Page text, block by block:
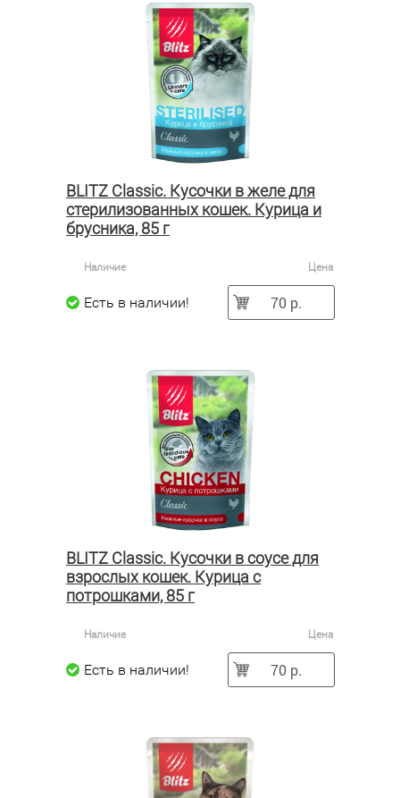
BLITZ Classic. Кусочки в желе для
стерилизованных кошек. Курица и
брусника, 85 г
Наличие Цена
Есть в наличии! 70 р.
BLITZ Classic. Кусочки в соусе для
взрослых кошек. Курица с
потрошками, 85 г
Наличие Цена
Есть в наличии! 70 р.